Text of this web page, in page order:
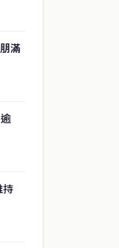
滿
持